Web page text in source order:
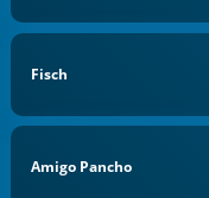
Fisch
Amigo Pancho